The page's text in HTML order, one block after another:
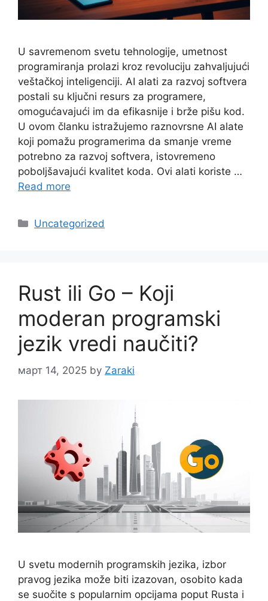
U savremenom svetu tehnologije, umetnost
programiranja prolazi kroz revoluciju zahvaljujući
veštačkoj inteligenciji. AI alati za razvoj softvera
postali su ključni resurs za programere,
omogućavajući im da efikasnije i brže pišu kod.
U ovom članku istražujemo raznovrsne AI alate
koji pomažu programerima da smanje vreme
potrebno za razvoj softvera, istovremeno
poboljšavajući kvalitet koda. Ovi alati koriste …
Read more
Categories
Uncategorized
Rust ili Go – Koji
moderan programski
jezik vredi naučiti?
март 14, 2025 by Zaraki
U svetu modernih programskih jezika, izbor
pravog jezika može biti izazovan, osobito kada
se suočite s popularnim opcijama poput Rusta i